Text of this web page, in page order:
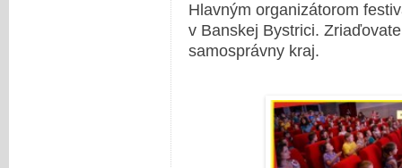
Hlavným organizátorom
v Banskej Bystrici.
samosprávny kraj.